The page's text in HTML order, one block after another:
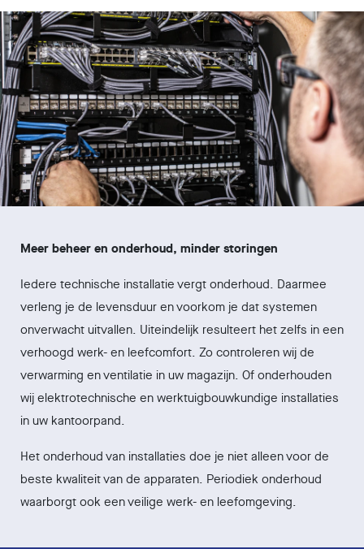
Meer beheer en onderhoud, minder storingen
Iedere technische installatie vergt onderhoud. Daarmee
verleng je de levensduur en voorkom je dat systemen
onverwacht uitvallen. Uiteindelijk resulteert het zelfs in een
verhoogd werk- en leefcomfort. Zo controleren wij de
verwarming en ventilatie in uw magazijn. Of onderhouden
wij elektrotechnische en werktuigbouwkundige installaties
in uw kantoorpand.
Het onderhoud van installaties doe je niet alleen voor de
beste kwaliteit van de apparaten. Periodiek onderhoud
waarborgt ook een veilige werk- en leefomgeving.